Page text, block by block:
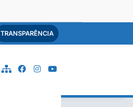
TRANSPARÊNCIA